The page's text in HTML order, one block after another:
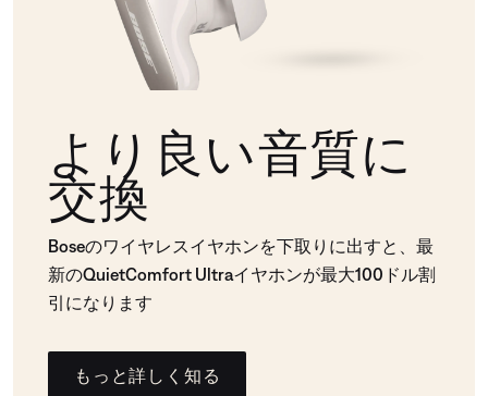
より良い音質に
交換
Boseのワイヤレスイヤホンを下取りに出すと、最
新のQuietComfort Ultraイヤホンが最大100ドル割
引になります
もっと詳しく知る